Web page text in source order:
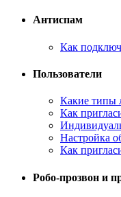
Антиспам
Как
Пользователи
Какие типы
Как
Настройка
Как
Робо-прозвон и